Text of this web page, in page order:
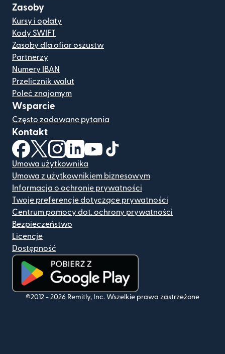
Zasoby
Kursy i opłaty
Kody SWIFT
Zasoby dla ofiar oszustw
Partnerzy
Numery IBAN
Przelicznik walut
Poleć znajomym
Wsparcie
Często zadawane pytania
Kontakt
(otwiera się w nowym oknie)
(otwiera się w nowym oknie)
(otwiera się w nowym oknie)
(otwiera się w nowym oknie)
(otwiera się w nowym oknie)
Umowa użytkownika
Umowa z użytkownikiem biznesowym
Informacja o ochronie prywatności
Twoje preferencje dotyczące prywatności
Centrum pomocy dot. ochrony prywatności
Bezpieczeństwo
Licencje
Dostępność
(otwiera się w nowym oknie)
©2012 - 2026 Remitly, Inc. Wszelkie prawa zastrzeżone